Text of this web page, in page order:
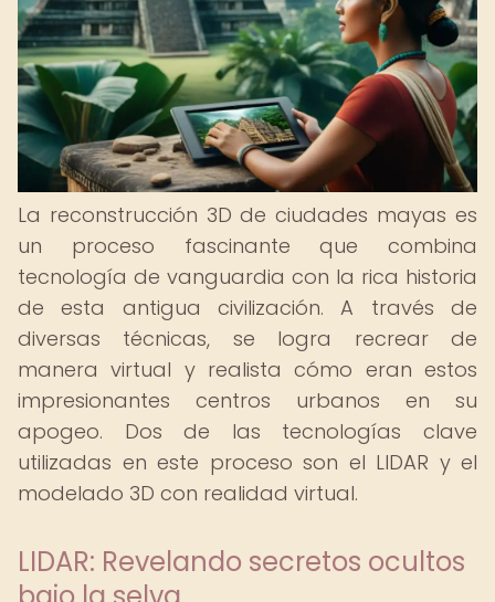
La reconstrucción 3D de ciudades mayas es
un proceso fascinante que combina
tecnología de vanguardia con la rica historia
de esta antigua civilización. A través de
diversas técnicas, se logra recrear de
manera virtual y realista cómo eran estos
impresionantes centros urbanos en su
apogeo. Dos de las tecnologías clave
utilizadas en este proceso son el LIDAR y el
modelado 3D con realidad virtual.
LIDAR: Revelando secretos ocultos